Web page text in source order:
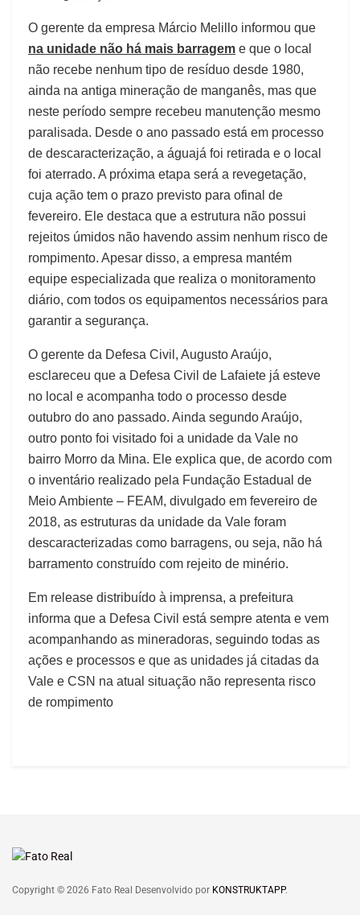
O gerente da empresa Márcio Melillo informou que
na unidade não há mais barragem e que o local
não recebe nenhum tipo de resíduo desde 1980,
ainda na antiga mineração de manganês, mas que
neste período sempre recebeu manutenção mesmo
paralisada. Desde o ano passado está em processo
de descaracterização, a águajá foi retirada e o local
foi aterrado. A próxima etapa será a revegetação,
cuja ação tem o prazo previsto para ofinal de
fevereiro. Ele destaca que a estrutura não possui
rejeitos úmidos não havendo assim nenhum risco de
rompimento. Apesar disso, a empresa mantém
equipe especializada que realiza o monitoramento
diário, com todos os equipamentos necessários para
garantir a segurança.
O gerente da Defesa Civil, Augusto Araújo,
esclareceu que a Defesa Civil de Lafaiete já esteve
no local e acompanha todo o processo desde
outubro do ano passado. Ainda segundo Araújo,
outro ponto foi visitado foi a unidade da Vale no
bairro Morro da Mina. Ele explica que, de acordo com
o inventário realizado pela Fundação Estadual de
Meio Ambiente – FEAM, divulgado em fevereiro de
2018, as estruturas da unidade da Vale foram
descaracterizadas como barragens, ou seja, não há
barramento construído com rejeito de minério.
Em release distribuído à imprensa, a prefeitura
informa que a Defesa Civil está sempre atenta e vem
acompanhando as mineradoras, seguindo todas as
ações e processos e que as unidades já citadas da
Vale e CSN na atual situação não representa risco
de rompimento
Copyright © 2026 Fato Real Desenvolvido por KONSTRUKTAPP.